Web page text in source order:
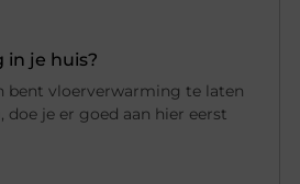
in je huis?
bent vloerverwarming te laten
je er goed aan hier eerst